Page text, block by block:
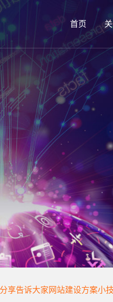
首页
制 微信定制
小程序
行业动态
03
案例
网站建设
系统平台
享告诉大家网站建设方案小